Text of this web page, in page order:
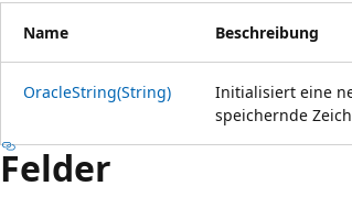
Name Beschreibung
OracleString(String) Initialisiert eine
speichernde
Felder